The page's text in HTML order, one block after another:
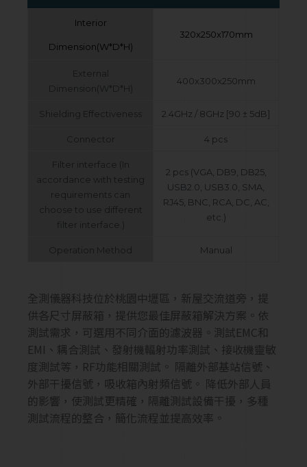
Interior
Dimension(W*D*H)
320x250x170mm
External
Dimension(W*D*H)
400x300x250mm
Shielding Effectiveness 2.4GHz / 8GHz [90 ± 5dB]
Connector 4 pcs
Filter interface (In
accordance with testing
requirements can
choose to use different
filter interface.)
2 pcs (VGA, DB9, DB25,
USB2.0, USB3.0, SMA,
RJ45, BNC, RCA, DC, AC,
etc.)
Operation Method Manual
全測儀器科技位於桃園中壢區，新屋交流道旁，提
供各尺寸屏蔽箱，提供您最佳屏蔽箱解決方案。依
測試需求，可選用不同介面的濾波器。測試EMC和
EMI、耦合測試、發射機輻射功率測試、接收機靈敏
度測試等，RF功能相關測試。 隔離外部基站信號、
外部干擾信號，吸收箱內射頻信號。 降低外部人員
的影響，使測試更精確，隔離測試設備干擾，多種
測試流程的整合，簡化流程並提高效率。